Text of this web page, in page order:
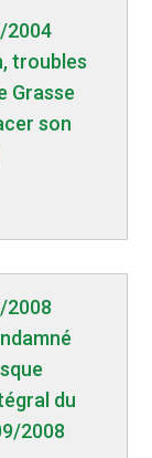
2004
troubles
Grasse
son
2008
du
2008